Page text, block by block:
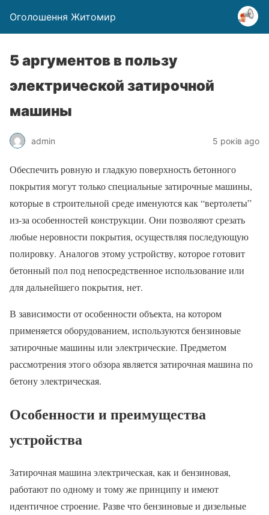
Оголошення Житомир
5 аргументов в пользу
электрической затирочной
машины
admin 5 років ago
Обеспечить ровную и гладкую поверхность бетонного
покрытия могут только специальные затирочные машины,
которые в строительной среде именуются как “вертолеты”
из-за особенностей конструкции. Они позволяют срезать
любые неровности покрытия, осуществляя последующую
полировку. Аналогов этому устройству, которое готовит
бетонный пол под непосредственное использование или
для дальнейшего покрытия, нет.
В зависимости от особенности объекта, на котором
применяется оборудованием, используются бензиновые
затирочные машины или электрические. Предметом
рассмотрения этого обзора является затирочная машина по
бетону электрическая.
Особенности и преимущества
устройства
Затирочная машина электрическая, как и бензиновая,
работают по одному и тому же принципу и имеют
идентичное строение. Разве что бензиновые и дизельные